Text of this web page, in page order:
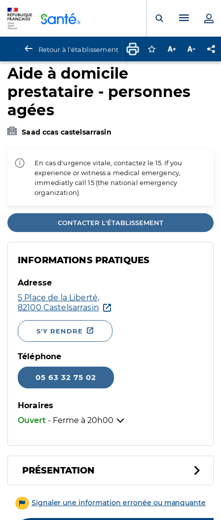
Ouvrir laMenu
Retour à l'établissement Connectez-vous
Augmenter la
Aide à domicile
prestataire - personnes
agées
Saad ccas castelsarrasin
En cas d'urgence vitale, contactez le 15. If you
experience or witness a medical emergency,
immediatly call 15 (the national emergency
organization).
CONTACTER L'ÉTABLISSEMENT
INFORMATIONS PRATIQUES
Adresse
5 Place de la Liberté,
82100 Castelsarrasin
S'Y RENDRE
Téléphone
05 63 32 75 02
Horaires
Ouvert - Ferme à 20h00
PRÉSENTATION
Signaler une information erronée ou manquante